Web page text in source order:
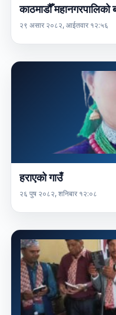
काठमाडौँ
२९ असार २०८२, आईतवार १२:५६
हराएको गाउँ
२६ पुष २०८२, शनिबार १२:०८